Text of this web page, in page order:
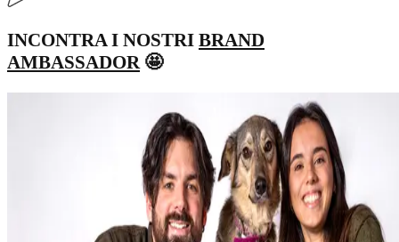
INCONTRA I NOSTRI BRAND
AMBASSADOR 🤩